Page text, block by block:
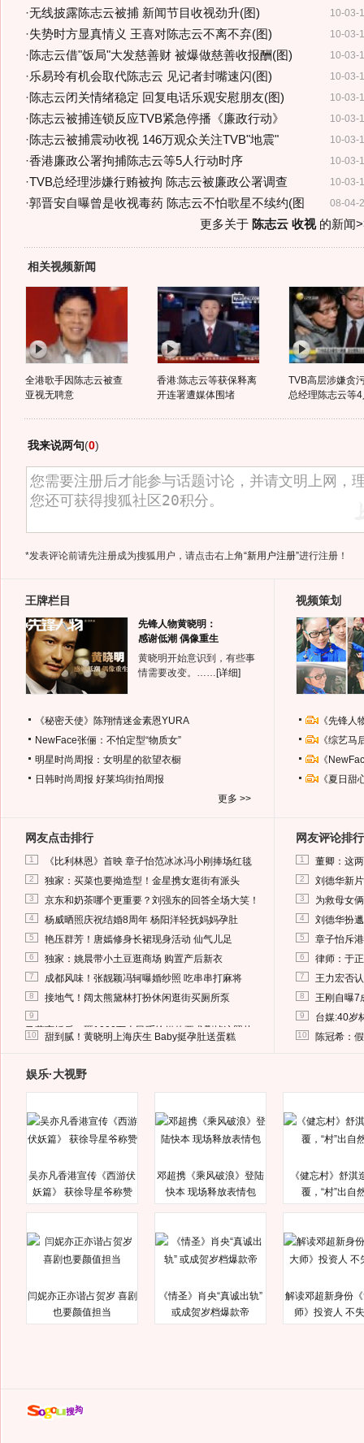
10-03-
·无线披露陈志云被捕 新闻节目收视劲升(图)
10-03-
·失势时方显真情义 王喜对陈志云不离不弃(图)
10-03-
·陈志云借"饭局"大发慈善财 被爆做慈善收报酬(图)
10-03-
·乐易玲有机会取代陈志云 见记者封嘴速闪(图)
10-03-
·陈志云闭关情绪稳定 回复电话乐观安慰朋友(图)
10-03-
·陈志云被捕连锁反应TVB紧急停播《廉政行动》
10-03-
·陈志云被捕震动收视 146万观众关注TVB"地震"
10-03-
·香港廉政公署拘捕陈志云等5人行动时序
10-03-
·TVB总经理涉嫌行贿被拘 陈志云被廉政公署调查
08-04-
·郭晋安自曝曾是收视毒药 陈志云不怕歌星不续约(图
更多关于 陈志云 收视的新闻
相关视频新闻
全港歌手因陈志云被查
亚视无聘意
香港:陈志云等获保释离
开连署遭媒体围堵
TVB高层涉嫌贪
总经理陈志云等4
我来说两句(0)
*发表评论前请先注册成为搜狐用户，请点击右上角“新用户注册”进行注册！
王牌栏目
先锋人物黄晓明：
感谢低潮 偶像重生
黄晓明开始意识到，有些事
情需要改变。…… [详细]
《秘密天使》陈翔情迷金素恩YURA
NewFace张俪：不怕定型“物质女”
明星时尚周报：女明星的欲望衣橱
日韩时尚周报 好莱坞街拍周报
更多 >>
视频策划
《先锋
《综艺
《
《夏日
网友点击排行
1 《比利林恩》首映 章子怡范冰冰冯小刚捧场红毯
2 独家：买菜也要拗造型！金星携女逛街有派头
3 京东和奶茶哪个更重要？刘强东的回答全场大笑！
4 杨威晒照庆祝结婚8周年 杨阳洋轻抚妈妈孕肚
5 艳压群芳！唐嫣修身长裙现身活动 仙气儿足
6 独家：姚晨带小土豆逛商场 购置产后新衣
7 成都风味！张靓颖冯轲曝婚纱照 吃串串打麻将
8 接地气！阔太熊黛林打扮休闲逛街买厕所泵
9
马蓉离婚后，砸1000万人民币给媒体要求删掉这照片
10 甜到腻！黄晓明上海庆生 Baby挺孕肚送蛋糕
网友评论排行
1 董卿：这
2 刘德华新
3 为救母女
4 刘德华扮
5 章子怡斥
6 律师：于
7 王力宏否
8 王刚自曝7
9 台媒:40岁
10 陈冠希：
娱乐·大视野
吴亦凡香港宣传《西游伏
妖篇》 获徐导星爷称赞
邓超携《乘风破浪》登陆
快本 现场释放表情包
《健忘村》舒淇
覆，“村”出自
闫妮亦正亦谐占贺岁 喜剧
也要颜值担当
《情圣》肖央“真诚出轨”
或成贺岁档爆款帝
解读邓超新身份
师》投资人 不